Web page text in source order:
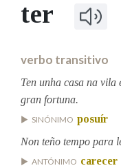
Facebook
TwitterYoutubeInstagram
BUSCAR NOS
Remata por
ter
verbo transitivo
Ten unha casa na
gran fortuna.
SINÓNIMO posuír
Non teño tempo para
ANTÓNIMO carecer